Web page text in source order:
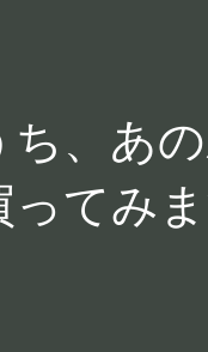
、あ
ってみ